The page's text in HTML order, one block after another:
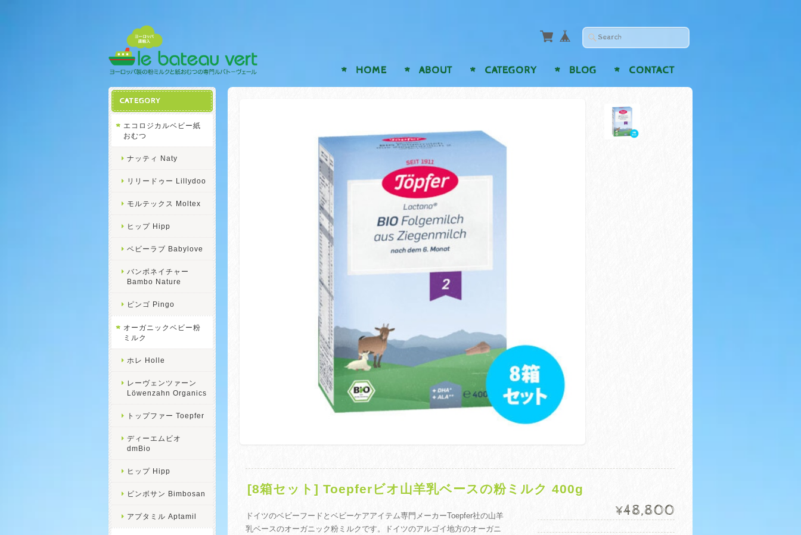
HOME ABOUT CATEGORY BLOG CONTACT
[8箱セット] Toepferビオ山羊乳ベースの粉ミルク 400g
ドイツのベビーフードとベビーケアアイテム専門メーカーToepfer社の山羊
乳ベースのオーガニック粉ミルクです。ドイツのアルゴイ地方のオーガニ
¥48,800
CATEGORY
エコロジカルベビー紙
おむつ
ナッティ Naty
リリードゥー Lillydoo
モルテックス Moltex
ヒップ Hipp
ベビーラブ Babylove
バンボネイチャー
Bambo Nature
ピンゴ Pingo
オーガニックベビー粉
ミルク
ホレ Holle
レーヴェンツァーン
Löwenzahn Organics
トップファー Toepfer
ディーエムビオ
dmBio
ヒップ Hipp
ビンボサン Bimbosan
アプタミル Aptamil